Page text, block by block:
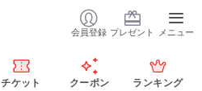
会員登録 プレゼント メニュー
チケット クーポン ランキング